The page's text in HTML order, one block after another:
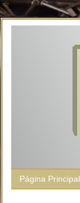
Página Principal